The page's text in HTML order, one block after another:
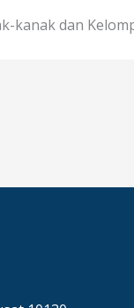
kanak dan